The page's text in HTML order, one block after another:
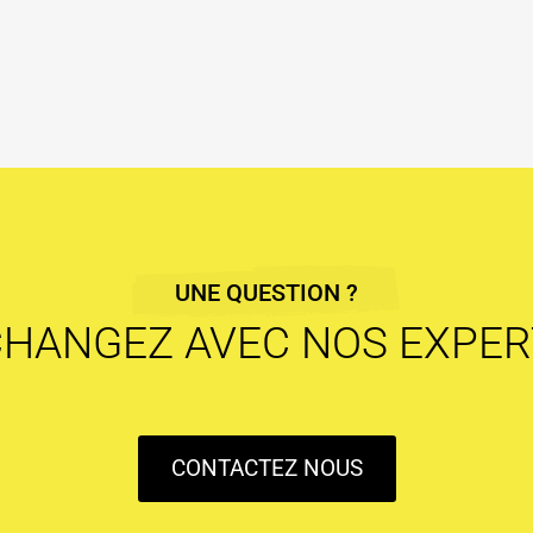
UNE QUESTION ?
AVEC NOS
CONTACTEZ NOUS